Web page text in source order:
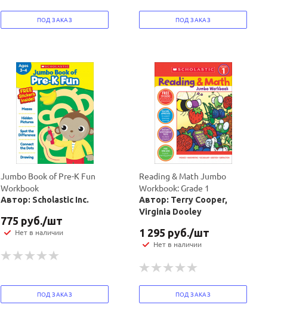
ПОД ЗАКАЗ ПОД ЗАКАЗ
Jumbo Book of Pre-K Fun
Workbook
Автор: Scholastic Inc.
775 руб./шт
Нет в наличии
ПОД ЗАКАЗ
Reading & Math Jumbo
Workbook: Grade 1
Автор: Terry Cooper,
Virginia Dooley
1 295 руб./шт
Нет в наличии
ПОД ЗАКАЗ